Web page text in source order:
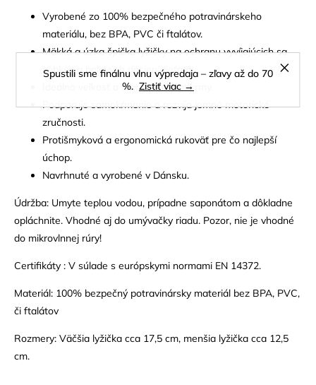
Spustili sme finálnu vlnu výpredaja – zľavy až do 70
%. Zistiť viac →
Vyrobené zo 100% bezpečného potravinárskeho
materiálu, bez BPA, PVC či ftalátov.
Mäkká a úzka špička lyžičky na ochranu vyvíjajúcich sa
zúbkov a boľavých ďasien dieťaťa.
Ideálna veľkosť a tvar na prvé príkrmy.
Podporuje samokŕmenie a rozvíja jemné motorické
zručnosti.
Protišmyková a ergonomická rukoväť pre čo najlepší
úchop.
Navrhnuté a vyrobené v Dánsku.
Údržba: Umyte teplou vodou, prípadne saponátom a dôkladne
opláchnite. Vhodné aj do umývačky riadu. Pozor, nie je vhodné
do mikrovlnnej rúry!
Certifikáty : V súlade s európskymi normami EN 14372.
Materiál: 100% bezpečný potravinársky materiál bez BPA, PVC,
či ftalátov
Rozmery: Väčšia lyžička cca 17,5 cm, menšia lyžička cca 12,5
cm.